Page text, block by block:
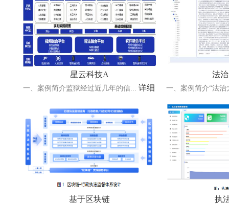
星云科技A
一、案例简介监狱经过近几年的信... 详细
法
一、案例简介“法
基于区块链 执